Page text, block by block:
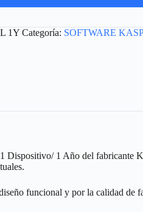
1Y Categoría: SOFTWARE
Dispositivo/ 1 Año del fabricante
funcional y por la calidad